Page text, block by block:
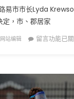
亡
人
165
易市市长Lyda
，市、郡居家
Author
网站编辑
在
求
留言功能已